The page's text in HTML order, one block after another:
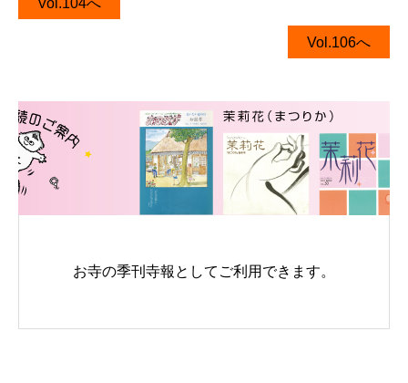
Vol.106へ
お寺の季刊寺報としてご利用できます。